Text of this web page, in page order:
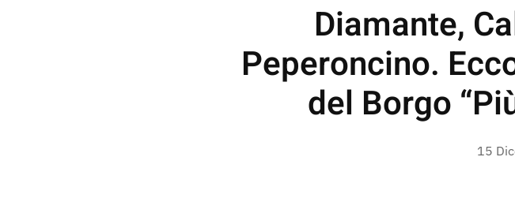
Diamante,
Peperoncino.
del Borgo
15